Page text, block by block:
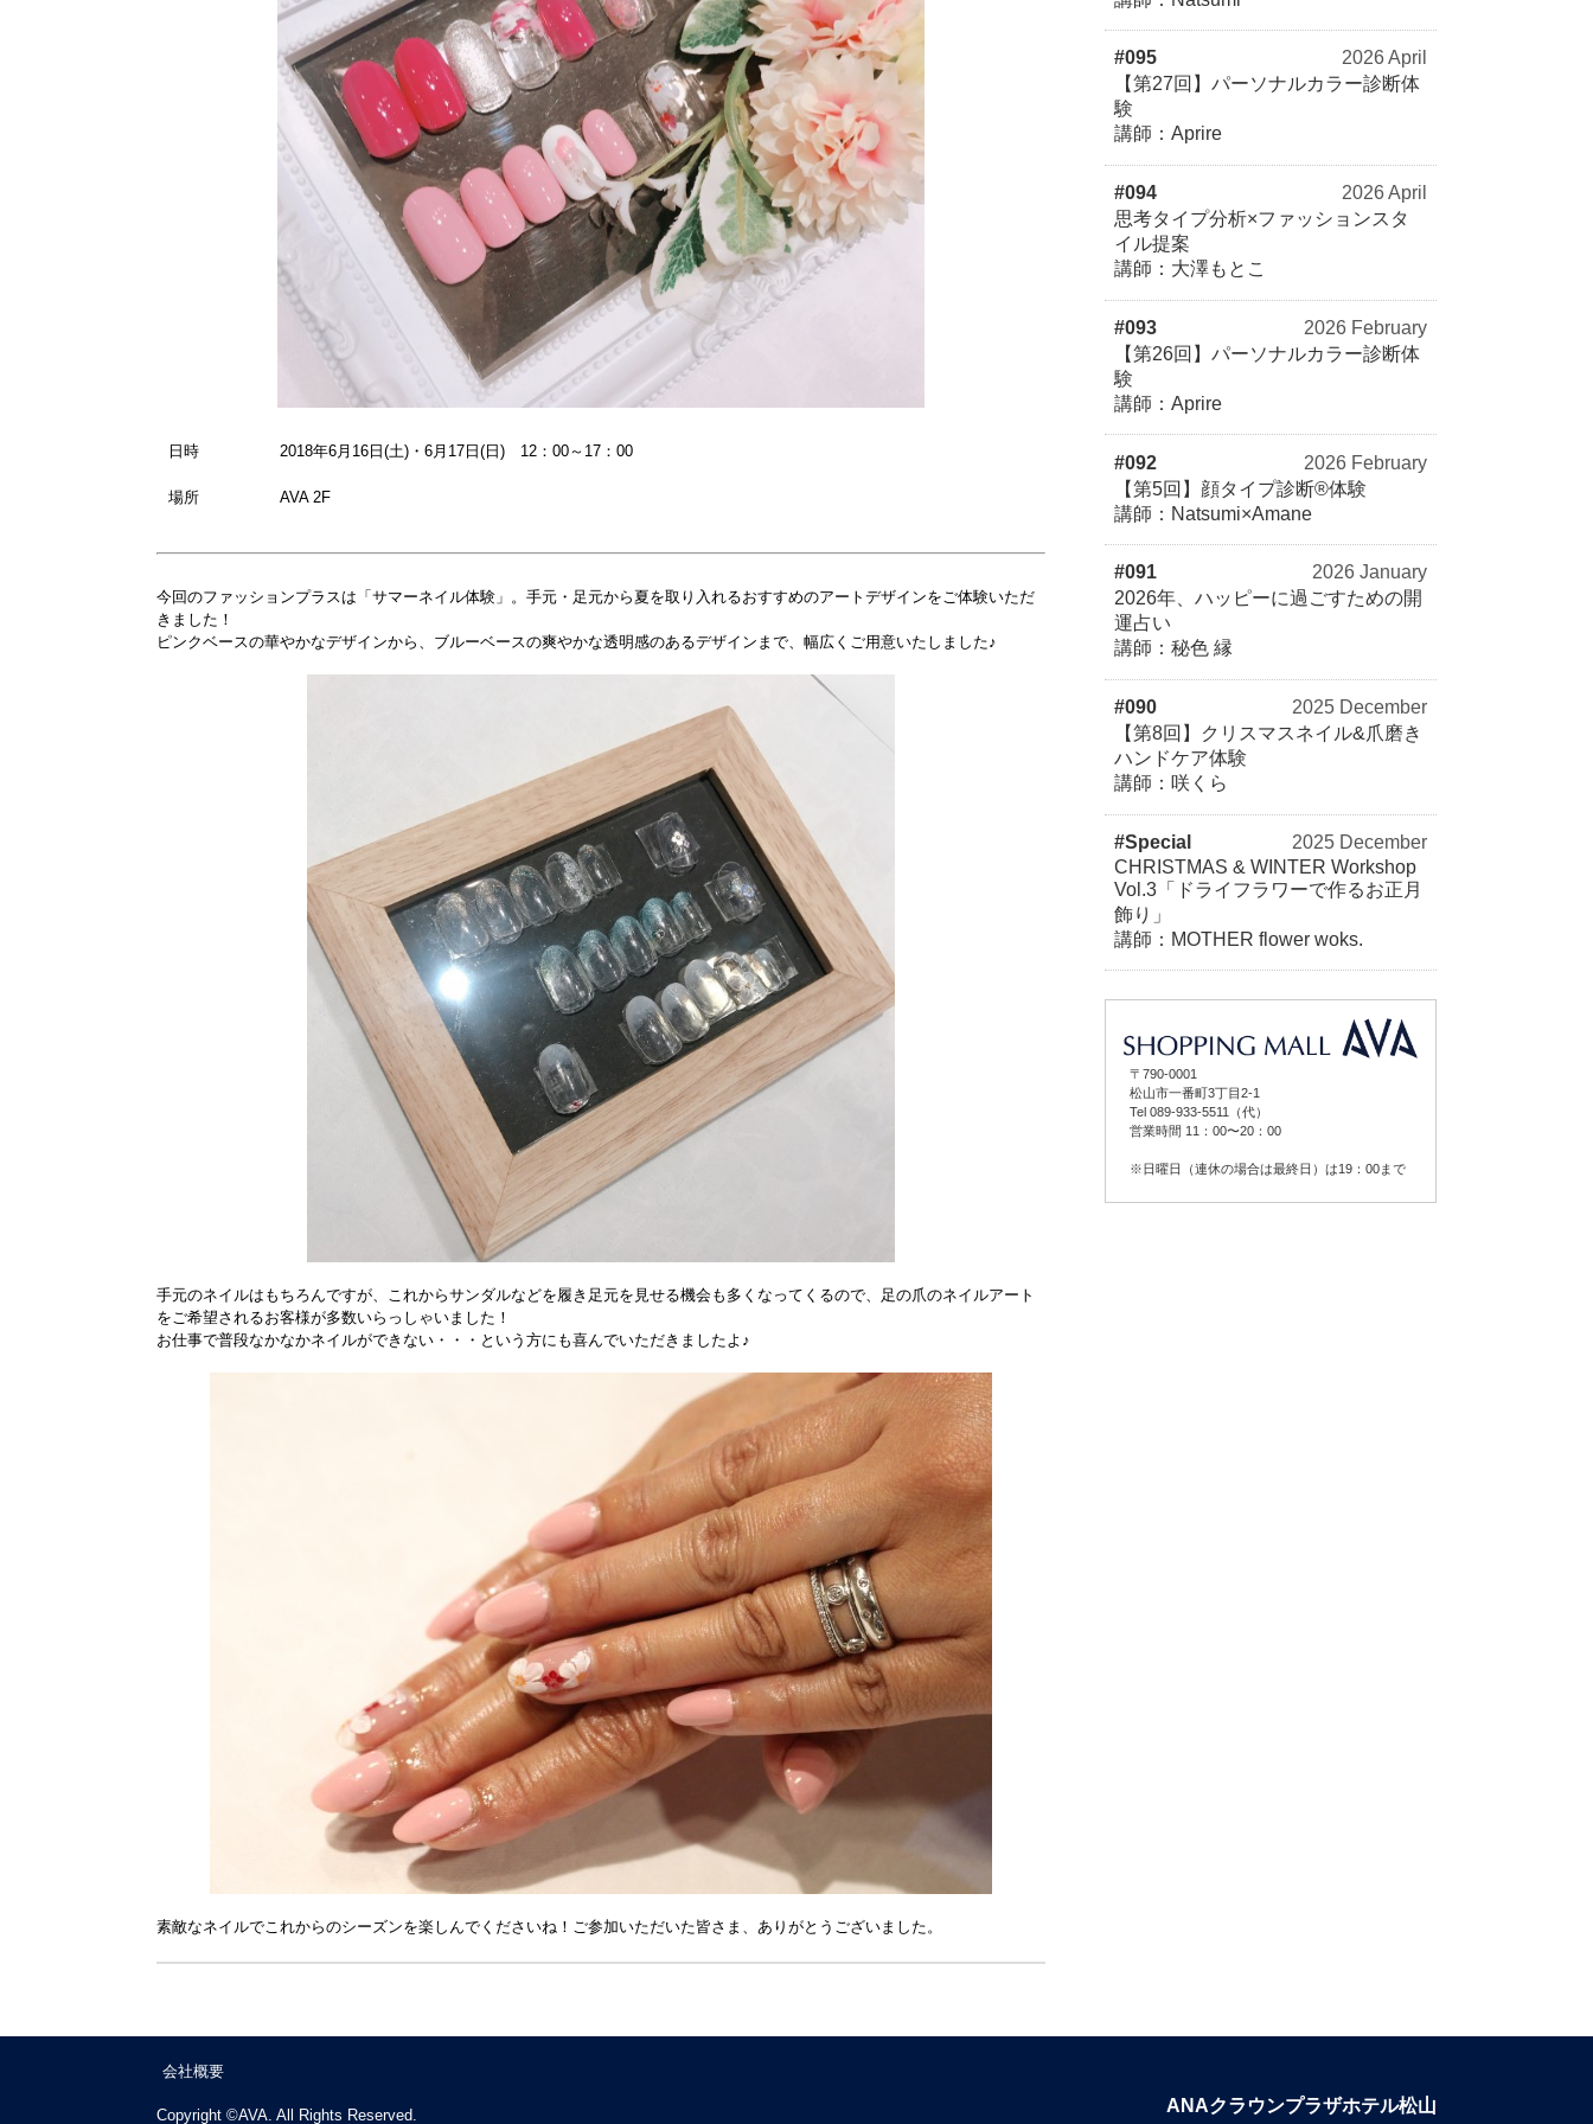
日時 2018年6月16日(土)・6月17日(日) 12：00～17：00
場所 AVA 2F
今回のファッションプラスは「サマーネイル体験」。手元・足元から夏を取り入れるおすすめのアートデザインをご体験いただ
きました！
ピンクベースの華やかなデザインから、ブルーベースの爽やかな透明感のあるデザインまで、幅広くご用意いたしました♪
手元のネイルはもちろんですが、これからサンダルなどを履き足元を見せる機会も多くなってくるので、足の爪のネイルアート
をご希望されるお客様が多数いらっしゃいました！
お仕事で普段なかなかネイルができない・・・という方にも喜んでいただきましたよ♪
素敵なネイルでこれからのシーズンを楽しんでくださいね！ご参加いただいた皆さま、ありがとうございました。
#095
2026 April
【第27回】パーソナルカラー診断体
験
講師：Aprire
#094
2026 April
思考タイプ分析×ファッションスタ
イル提案
講師：大澤もとこ
#093
2026 February
【第26回】パーソナルカラー診断体
験
講師：Aprire
#092
2026 February
【第5回】顔タイプ診断®体験
講師：Natsumi×Amane
#091
2026 January
2026年、ハッピーに過ごすための開
運占い
講師：秘色 縁
#090
2025 December
【第8回】クリスマスネイル&爪磨き
ハンドケア体験
講師：咲くら
#Special
2025 December
CHRISTMAS & WINTER Workshop
Vol.3「ドライフラワーで作るお正月
飾り」
講師：MOTHER flower woks.
〒790-0001
松山市一番町3丁目2-1
Tel 089-933-5511（代）
営業時間 11：00〜20：00
※日曜日（連休の場合は最終日）は19：00まで
会社概要
ANAクラウンプラザホテル松山
Copyright ©AVA. All Rights Reserved.